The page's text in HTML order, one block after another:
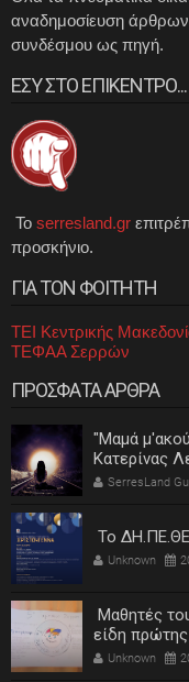
αναδημοσίευση
συνδέσμου ως πηγή.
ΕΣΥ ΣΤΟ ΕΠΙΚΕΝΤΡΟ...
Το serresland.gr
προσκήνιο.
ΓΙΑ ΤΟΝ ΦΟΙΤΗΤΗ
ΤΕΙ Κεντρικής
ΤΕΦΑΑ Σερρών
ΠΡΟΣΦΑΤΑ ΑΡΘΡΑ
"Μαμά
Κατερίνας
SerresLand
Το
Unknown
Μαθητές
είδη
Unknown